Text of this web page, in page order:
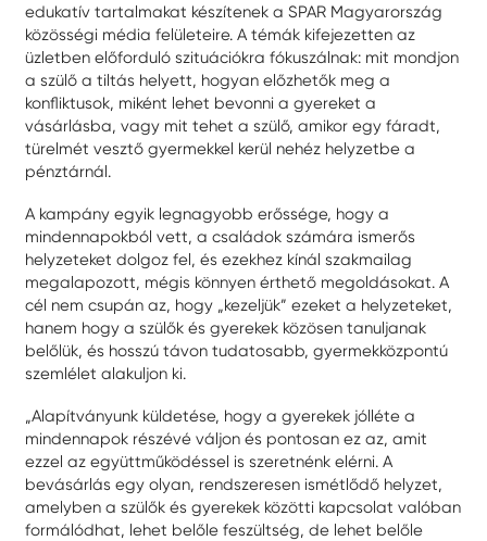
edukatív tartalmakat készítenek a SPAR Magyarország
közösségi média felületeire. A témák kifejezetten az
üzletben előforduló szituációkra fókuszálnak: mit mondjon
a szülő a tiltás helyett, hogyan előzhetők meg a
konfliktusok, miként lehet bevonni a gyereket a
vásárlásba, vagy mit tehet a szülő, amikor egy fáradt,
türelmét vesztő gyermekkel kerül nehéz helyzetbe a
pénztárnál.
A kampány egyik legnagyobb erőssége, hogy a
mindennapokból vett, a családok számára ismerős
helyzeteket dolgoz fel, és ezekhez kínál szakmailag
megalapozott, mégis könnyen érthető megoldásokat. A
cél nem csupán az, hogy „kezeljük” ezeket a helyzeteket,
hanem hogy a szülők és gyerekek közösen tanuljanak
belőlük, és hosszú távon tudatosabb, gyermekközpontú
szemlélet alakuljon ki.
„Alapítványunk küldetése, hogy a gyerekek jólléte a
mindennapok részévé váljon és pontosan ez az, amit
ezzel az együttműködéssel is szeretnénk elérni. A
bevásárlás egy olyan, rendszeresen ismétlődő helyzet,
amelyben a szülők és gyerekek közötti kapcsolat valóban
formálódhat, lehet belőle feszültség, de lehet belőle